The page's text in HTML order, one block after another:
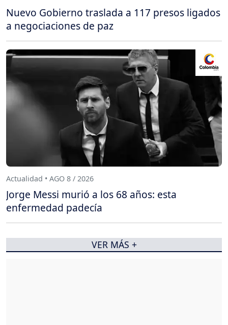
Nuevo Gobierno traslada a 117 presos ligados
a negociaciones de paz
Actualidad • AGO 8 / 2026
Jorge Messi murió a los 68 años: esta
enfermedad padecía
VER MÁS +